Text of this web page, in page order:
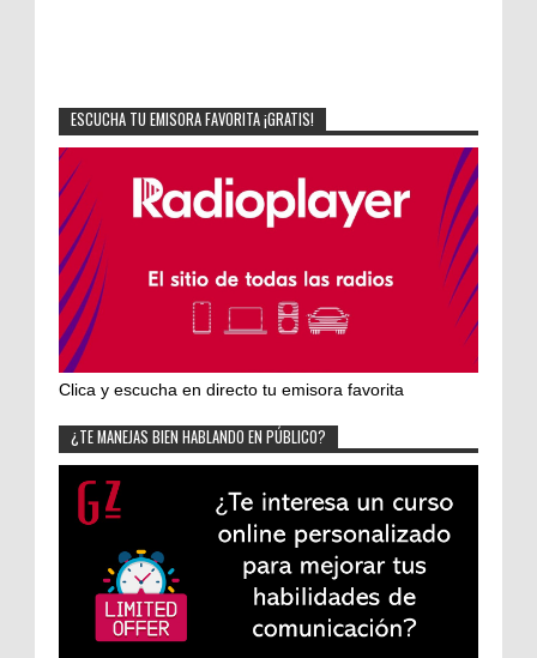
ESCUCHA TU EMISORA FAVORITA ¡GRATIS!
Clica y escucha en directo tu emisora favorita
¿TE MANEJAS BIEN HABLANDO EN PÚBLICO?